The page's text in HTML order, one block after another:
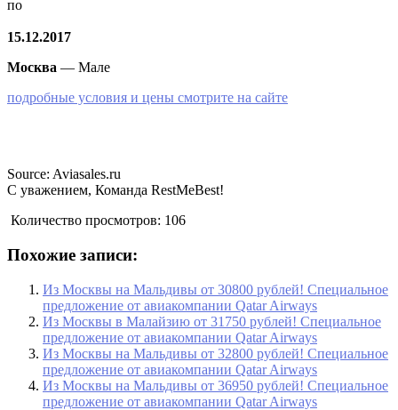
по
15.12.2017
Москва — Мале
подробные условия и цены смотрите на сайте
Source: Aviasales.ru
С уважением, Команда RestMeBest!
Количество просмотров: 106
Похожие записи:
Из Москвы на Мальдивы от 30800 рублей! Специальное
предложение от авиакомпании Qatar Airways
Из Москвы в Малайзию от 31750 рублей! Специальное
предложение от авиакомпании Qatar Airways
Из Москвы на Мальдивы от 32800 рублей! Специальное
предложение от авиакомпании Qatar Airways
Из Москвы на Мальдивы от 36950 рублей! Специальное
предложение от авиакомпании Qatar Airways